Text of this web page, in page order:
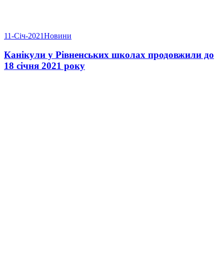
11-Січ-2021Новини
Канікули у Рівненських школах продовжили до
18 січня 2021 року